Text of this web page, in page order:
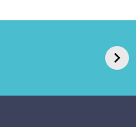
caso de superfungo